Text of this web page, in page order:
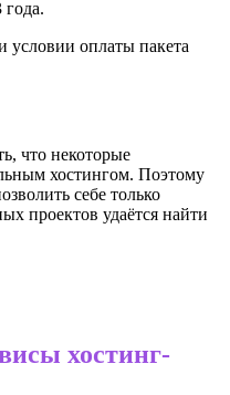
условии оплаты пакета
что некоторые
хостингом. Поэтому
себе только
проектов удаётся найти
хостинг-